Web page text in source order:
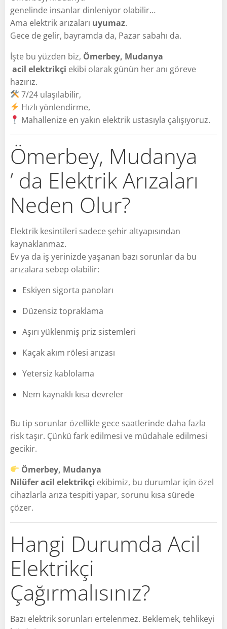
genelinde insanlar dinleniyor olabilir…
Ama elektrik arızaları uyumaz.
Gece de gelir, bayramda da, Pazar sabahı da.
İşte bu yüzden biz, Ömerbey, Mudanya
acil elektrikçi ekibi olarak günün her anı göreve
hazırız.
7/24 ulaşılabilir,
Hızlı yönlendirme,
Mahallenize en yakın elektrik ustasıyla çalışıyoruz.
Ömerbey, Mudanya
’ da Elektrik Arızaları
Neden Olur?
Elektrik kesintileri sadece şehir altyapısından
kaynaklanmaz.
Ev ya da iş yerinizde yaşanan bazı sorunlar da bu
arızalara sebep olabilir:
Eskiyen sigorta panoları
Düzensiz topraklama
Aşırı yüklenmiş priz sistemleri
Kaçak akım rölesi arızası
Yetersiz kablolama
Nem kaynaklı kısa devreler
Bu tip sorunlar özellikle gece saatlerinde daha fazla
risk taşır. Çünkü fark edilmesi ve müdahale edilmesi
gecikir.
Ömerbey, Mudanya
Nilüfer acil elektrikçi ekibimiz, bu durumlar için özel
cihazlarla arıza tespiti yapar, sorunu kısa sürede
çözer.
Hangi Durumda Acil
Elektrikçi
Çağırmalısınız?
Bazı elektrik sorunları ertelenmez. Beklemek, tehlikeyi